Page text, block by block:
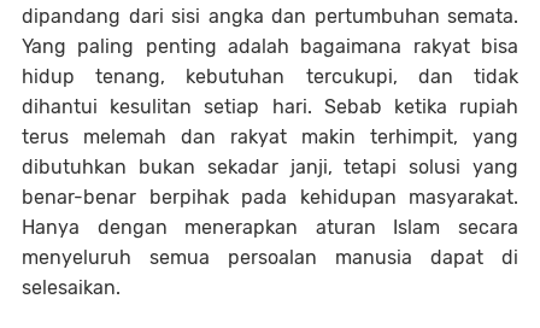
dipandang dari sisi angka dan pertumbuhan semata.
Yang paling penting adalah bagaimana rakyat bisa
hidup tenang, kebutuhan tercukupi, dan tidak
dihantui kesulitan setiap hari. Sebab ketika rupiah
terus melemah dan rakyat makin terhimpit, yang
dibutuhkan bukan sekadar janji, tetapi solusi yang
benar-benar berpihak pada kehidupan masyarakat.
Hanya dengan menerapkan aturan Islam secara
menyeluruh semua persoalan manusia dapat di
selesaikan.